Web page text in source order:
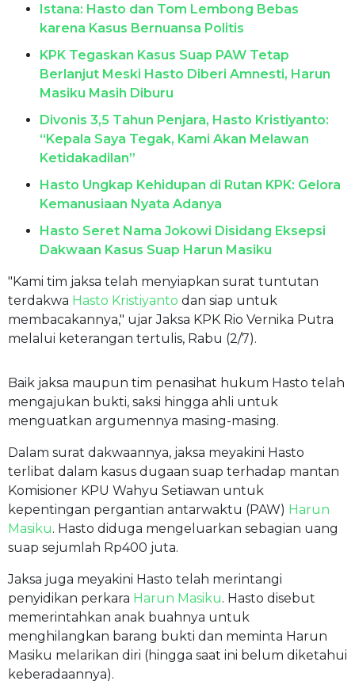
Istana: Hasto dan Tom Lembong Bebas
karena Kasus Bernuansa Politis
KPK Tegaskan Kasus Suap PAW Tetap
Berlanjut Meski Hasto Diberi Amnesti, Harun
Masiku Masih Diburu
Divonis 3,5 Tahun Penjara, Hasto Kristiyanto:
“Kepala Saya Tegak, Kami Akan Melawan
Ketidakadilan”
Hasto Ungkap Kehidupan di Rutan KPK: Gelora
Kemanusiaan Nyata Adanya
Hasto Seret Nama Jokowi Disidang Eksepsi
Dakwaan Kasus Suap Harun Masiku
"Kami tim jaksa telah menyiapkan surat tuntutan
terdakwa Hasto Kristiyanto dan siap untuk
membacakannya," ujar Jaksa KPK Rio Vernika Putra
melalui keterangan tertulis, Rabu (2/7).
Baik jaksa maupun tim penasihat hukum Hasto telah
mengajukan bukti, saksi hingga ahli untuk
menguatkan argumennya masing-masing.
Dalam surat dakwaannya, jaksa meyakini Hasto
terlibat dalam kasus dugaan suap terhadap mantan
Komisioner KPU Wahyu Setiawan untuk
kepentingan pergantian antarwaktu (PAW) Harun
Masiku. Hasto diduga mengeluarkan sebagian uang
suap sejumlah Rp400 juta.
Jaksa juga meyakini Hasto telah merintangi
penyidikan perkara Harun Masiku. Hasto disebut
memerintahkan anak buahnya untuk
menghilangkan barang bukti dan meminta Harun
Masiku melarikan diri (hingga saat ini belum diketahui
keberadaannya).